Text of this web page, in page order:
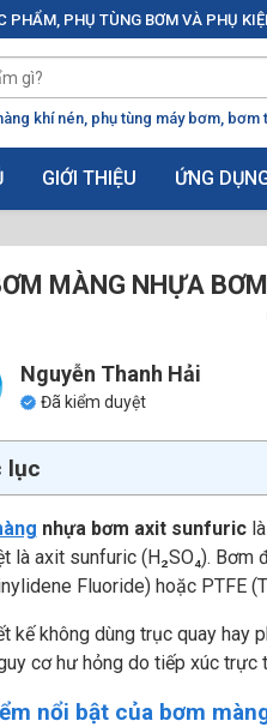
PHẨM, PHỤ TÙNG BƠM VÀ PHỤ
khí nén phụ tùng máy bơm bơm
GIỚI THIỆU ỨNG
MÀNG NHỰA
Nguyễn Thanh Hải
Đã kiểm duyệt
lục
nhựa bơm axit sunfuriclà
là axit sunfuric (H₂SO₄).
Fluoride) hoặc PTFE
kế không dùng trục quay hay
cơ hư hỏng do tiếp xúc
nổi bật của bơm